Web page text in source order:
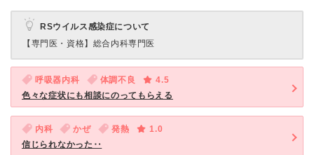
RSウイルス感染症について
【専門医・資格】 総合内科専門医
呼吸器内科 体調不良
4.5
色々な症状にも相談にのってもらえる
内科 かぜ 発熱
1.0
信じられなかった‥